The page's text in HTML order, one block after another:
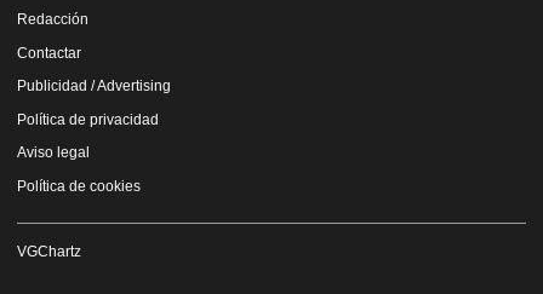
Redacción
Contactar
Publicidad / Advertising
Política de privacidad
Aviso legal
Política de cookies
VGChartz